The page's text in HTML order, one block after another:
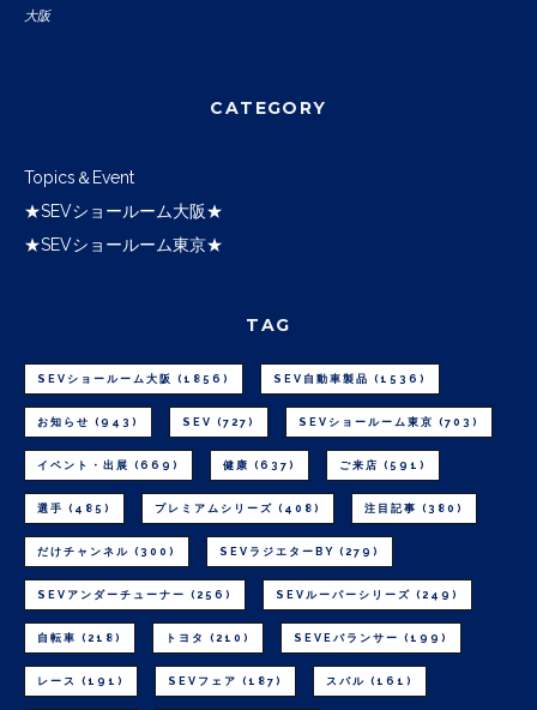
大阪
CATEGORY
Topics＆Event
★SEVショールーム大阪★
★SEVショールーム東京★
TAG
SEVショールーム大阪 (1856) SEV自動車製品 (1536)
お知らせ (943) SEV (727) SEVショールーム東京 (703)
イベント・出展 (669) 健康 (637) ご来店 (591)
選手 (485) プレミアムシリーズ (408) 注目記事 (380)
だけチャンネル (300) SEVラジエターBY (279)
SEVアンダーチューナー (256) SEVルーパーシリーズ (249)
自転車 (218) トヨタ (210) SEVEバランサー (199)
レース (191) SEVフェア (187) スバル (161)